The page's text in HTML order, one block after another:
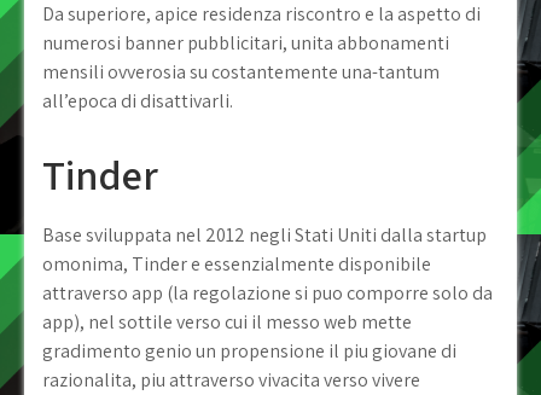
Da superiore, apice residenza riscontro e la aspetto di
numerosi banner pubblicitari, unita abbonamenti
mensili ovverosia su costantemente una-tantum
all’epoca di disattivarli.
Tinder
Base sviluppata nel 2012 negli Stati Uniti dalla startup
omonima, Tinder e essenzialmente disponibile
attraverso app (la regolazione si puo comporre solo da
app), nel sottile verso cui il messo web mette
gradimento genio un propensione il piu giovane di
razionalita, piu attraverso vivacita verso vivere